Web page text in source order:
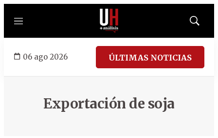
Menú
Mostrar
06 ago 2026 ÚLTIMAS NOTICIAS
Exportación de soja